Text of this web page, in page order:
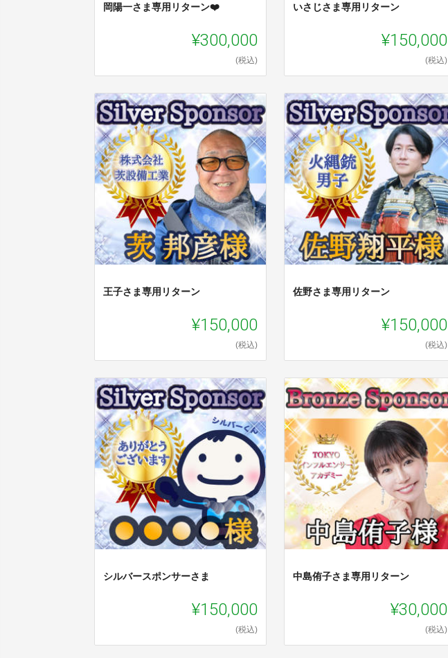
岡陽一さま専用リターン❤️
¥300,000
(税込)
いさじさま専用リターン
¥150,000
(税込)
王子さま専用リターン
¥150,000
(税込)
佐野さま専用リターン
¥150,000
(税込)
シルバースポンサーさま
¥150,000
(税込)
中島侑子さま専用リターン
¥30,000
(税込)